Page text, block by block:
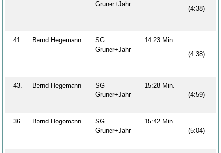
Gruner+Jahr
(4:38)
41. Bernd Hegemann
SG
Gruner+Jahr
14:23 Min.
(4:38)
43. Bernd Hegemann
SG
Gruner+Jahr
15:28 Min.
(4:59)
36. Bernd Hegemann
SG
Gruner+Jahr
15:42 Min.
(5:04)